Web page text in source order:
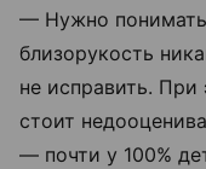
— Нужно
близорукость
не исправить. При
стоит
— почти у 100%